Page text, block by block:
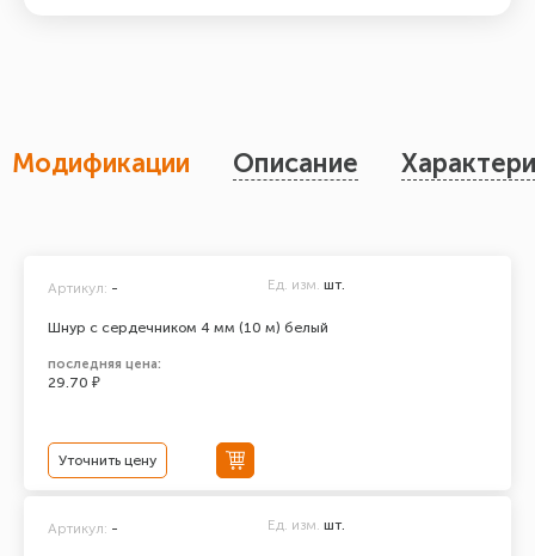
Модификации Описание
Шнур с сердечником 4 мм (10 м) белый
Артикул: - Ед. изм. шт.
последняя цена:
29.70 ₽
Уточнить цену
Артикул: - Ед. изм. шт.